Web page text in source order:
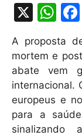
X
W
at
s
A
p
p
A proposta
mortem e
abate vem
internacional.
europeus e
para a
sinalizando